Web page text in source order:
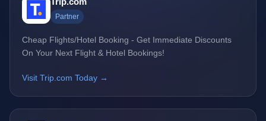
Partner
Cheap Flights/Hotel Booking - Get Immediate Discounts
On Your Next Flight & Hotel Bookings!
Visit Trip.com Today →